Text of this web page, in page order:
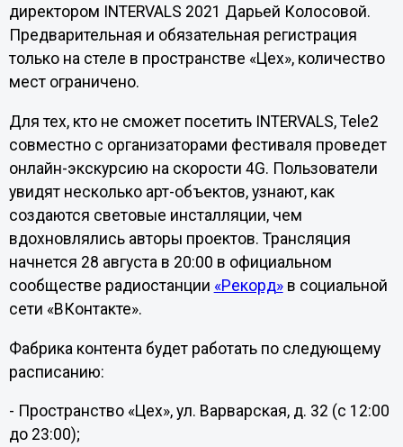
директором INTERVALS 2021 Дарьей Колосовой.
Предварительная и обязательная регистрация
только на стеле в пространстве «Цех», количество
мест ограничено.
Для тех, кто не сможет посетить INTERVALS, Tele2
совместно с организаторами фестиваля проведет
онлайн-экскурсию на скорости 4G. Пользователи
увидят несколько арт-объектов, узнают, как
создаются световые инсталляции, чем
вдохновлялись авторы проектов. Трансляция
начнется 28 августа в 20:00 в официальном
сообществе радиостанции «Рекорд»в социальной
сети «ВКонтакте».
Фабрика контента будет работать по следующему
расписанию:
- Пространство «Цех», ул. Варварская, д. 32 (с 12:00
до 23:00);